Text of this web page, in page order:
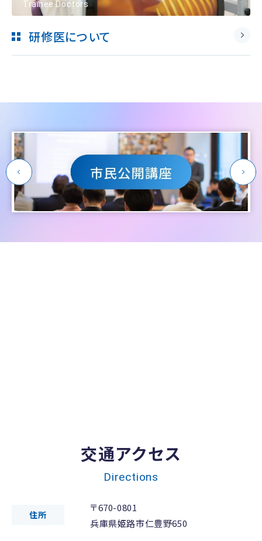
Trainee Doctors
研修医について
交通アクセス
Directions
住所
〒670-0801
兵庫県姫路市仁豊野650